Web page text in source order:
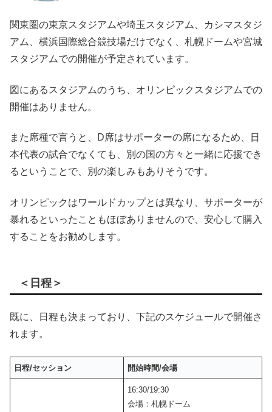
関東圏の東京スタジアムや埼玉スタジアム、カシマスタジ
アム、横浜国際総合競技場だけでなく、札幌ドームや宮城
スタジアムでの開催が予定されています。
図にあるスタジアムのうち、オリンピックスタジアムでの
開催はありません。
また席種で言うと、D席はサポーターの席になるため、日
本代表の試合でなくても、別の国の方々と一緒に応援でき
るということで、別の楽しみもありそうです。
オリンピックはワールドカップとは異なり、サポーターが
暴れるといったこともほぼありませんので、安心して購入
することをお勧めします。
＜日程＞
既に、日程も決まっており、下記のスケジュールで開催さ
れます。
日程/セッション 開始時間/会場
16:30/19:30
会場：札幌ドーム